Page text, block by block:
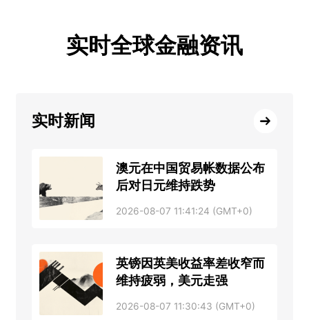
实时全球金融资讯
实时新闻
澳元在中国贸易帐数据公布
后对日元维持跌势
2026-08-07 11:41:24 (GMT+0)
英镑因英美收益率差收窄而
维持疲弱，美元走强
2026-08-07 11:30:43 (GMT+0)